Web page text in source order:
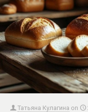
Татьяна Кулагина on